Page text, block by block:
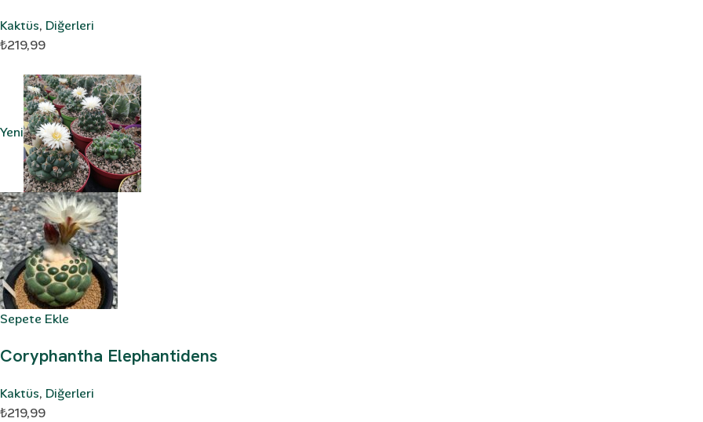
Kaktüs, Diğerleri
₺219,99
Yeni
Sepete Ekle
Coryphantha Elephantidens
Kaktüs, Diğerleri
₺219,99